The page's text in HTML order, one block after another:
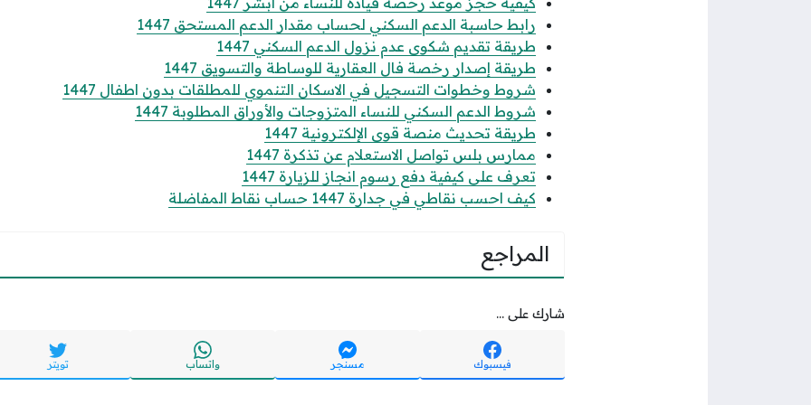
رابط حاسبة الدعم السكني لحساب مقدار الدعم المستحق 1447
طريقة تقديم شكوى عدم نزول الدعم السكني 1447
طريقة إصدار رخصة فال العقارية للوساطة والتسويق 1447
شروط وخطوات التسجيل في الاسكان التنموي للمطلقات بدون اطفال 1447
شروط الدعم السكني للنساء المتزوجات والأوراق المطلوبة 1447
طريقة تحديث منصة قوى الإلكترونية 1447
ممارس بلس تواصل الاستعلام عن تذكرة 1447
تعرف على كيفية دفع رسوم انجاز للزيارة 1447
كيف احسب نقاطي في جدارة 1447 حساب نقاط المفاضلة
المراجع
شارك على ...
فيسبوك مسنجر واتساب تويتر